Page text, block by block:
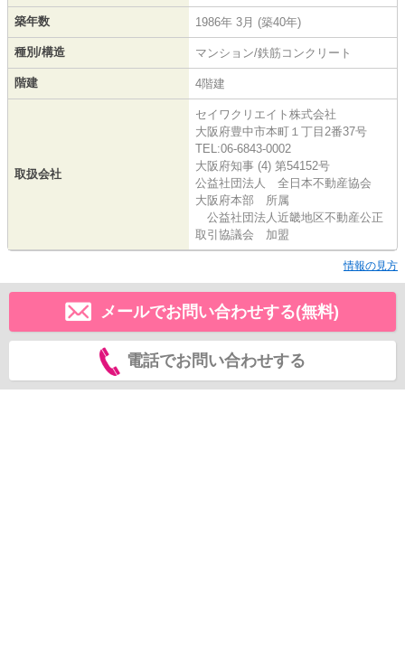
築年数 1986年 3月 (築40年)
種別/構造 マンション/鉄筋コンクリート
階建 4階建
取扱会社
セイワクリエイト株式会社
大阪府豊中市本町１丁目2番37号
TEL:06-6843-0002
大阪府知事 (4) 第54152号
公益社団法人 全日本不動産協会
大阪府本部 所属
公益社団法人近畿地区不動産公正
取引協議会 加盟
情報の見方
メールでお問い合わせする(無料)
電話でお問い合わせする